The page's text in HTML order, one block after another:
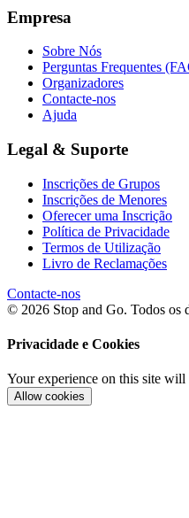
Empresa
Sobre Nós
Perguntas Frequentes
Organizadores
Contacte-nos
Ajuda
Legal & Suporte
Inscrições de Grupos
Inscrições de Menores
Oferecer uma Inscrição
Política de Privacidade
Termos de Utilização
Livro de Reclamações
Contacte-nos
© 2026 Stop and Go. Todos os
Privacidade e Cookies
Your experience on this site
Allow cookies